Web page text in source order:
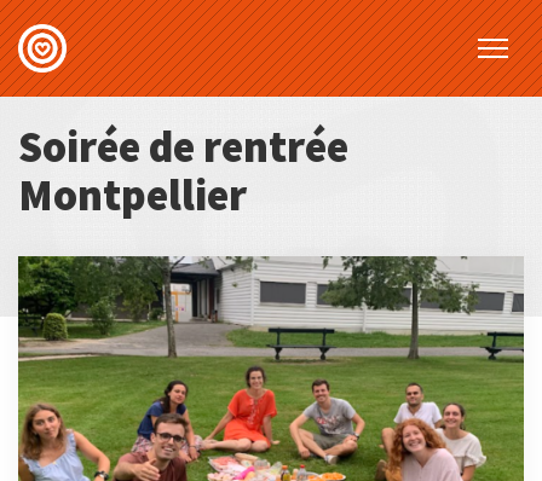
Soirée de rentrée
Montpellier